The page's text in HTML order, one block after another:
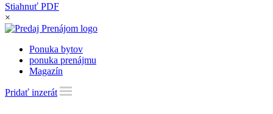
Stiahnuť PDF
×
Ponuka bytov
ponuka prenájmu
Magazín
Pridať inzerát